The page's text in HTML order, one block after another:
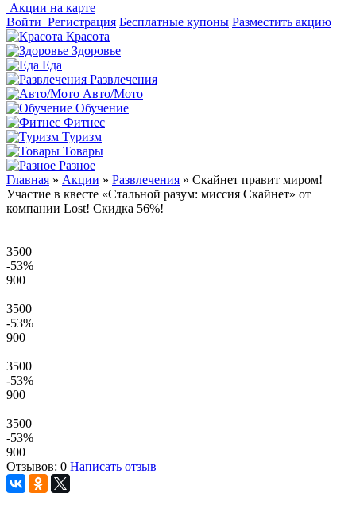
Акции на карте
Войти Регистрация Бесплатные купоны Разместить акцию
Красота
Здоровье
Еда
Развлечения
Авто/Мото
Обучение
Фитнес
Туризм
Товары
Разное
Главная » Акции » Развлечения » Скайнет правит миром!
Участие в квесте «Стальной разум: миссия Скайнет» от
компании Lost! Скидка 56%!
3500
-53%
900
3500
-53%
900
3500
-53%
900
3500
-53%
900
Отзывов: 0 Написать отзыв